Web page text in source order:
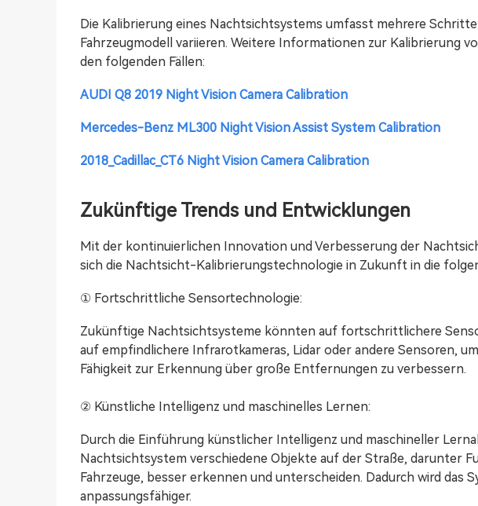
Die Kalibrierung eines Nachtsichtsystems umfasst mehrere
Fahrzeugmodell variieren. Weitere Informationen zur Kalibrierung
den folgenden Fällen:
AUDI Q8 2019 Night Vision Camera Calibration
Mercedes-Benz ML300 Night Vision Assist System Calibration
2018_Cadillac_CT6 Night Vision Camera Calibration
Zukünftige Trends und Entwicklungen
Mit der kontinuierlichen Innovation und Verbesserung der
sich die Nachtsicht-Kalibrierungstechnologie in Zukunft in die
① Fortschrittliche Sensortechnologie:
Zukünftige Nachtsichtsysteme könnten auf fortschrittlichere
auf empfindlichere Infrarotkameras, Lidar oder andere Sensoren,
Fähigkeit zur Erkennung über große Entfernungen zu verbessern.
② Künstliche Intelligenz und maschinelles Lernen:
Durch die Einführung künstlicher Intelligenz und maschineller
Nachtsichtsystem verschiedene Objekte auf der Straße, darunter
Fahrzeuge, besser erkennen und unterscheiden. Dadurch wird das
anpassungsfähiger.